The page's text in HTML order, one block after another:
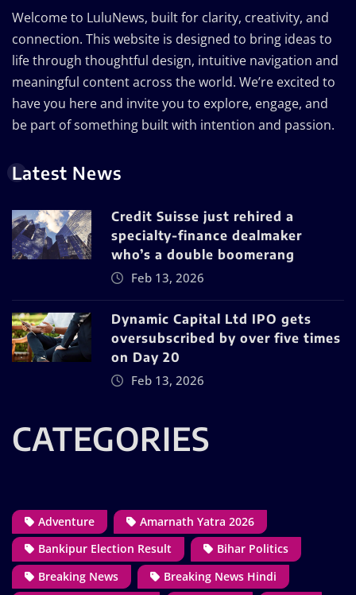
Welcome to LuluNews, built for clarity, creativity, and
connection. This website is designed to bring ideas to
life through thoughtful design, intuitive navigation and
meaningful content across the world. We’re excited to
have you here and invite you to explore, engage, and
be part of something built with intention and passion.
Latest News
Credit Suisse just rehired a
specialty-finance dealmaker
who’s a double boomerang
Feb 13, 2026
Dynamic Capital Ltd IPO gets
oversubscribed by over five times
on Day 20
Feb 13, 2026
CATEGORIES
Adventure
Amarnath Yatra 2026
Bankipur Election Result
Bihar Politics
Breaking News
Breaking News Hindi